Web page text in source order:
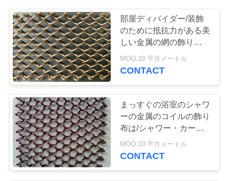
プ
ロ
ダ
ク
ト
に
Rights
Reserved.
部屋ディバイダー/装飾
のために抵抗力がある美
しい金属の網の飾り布の
炎
MOQ:10 平方メートル
CONTACT
まっすぐの浴室のシャワ
ーの金属のコイルの飾り
布は/シャワー・カーテ
ンのためのトラック形を
曲げました
MOQ:10 平方メートル
CONTACT